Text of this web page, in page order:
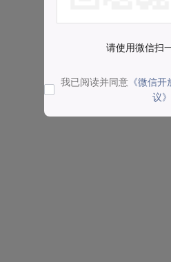
请使用微信扫
我已阅读并同意 《微信
议》